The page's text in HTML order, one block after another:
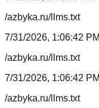
/azbyka.ru/llms.txt
7/31/2026, 1:06:42 PM
/azbyka.ru/llms.txt
7/31/2026, 1:06:42 PM
/azbyka.ru/llms.txt